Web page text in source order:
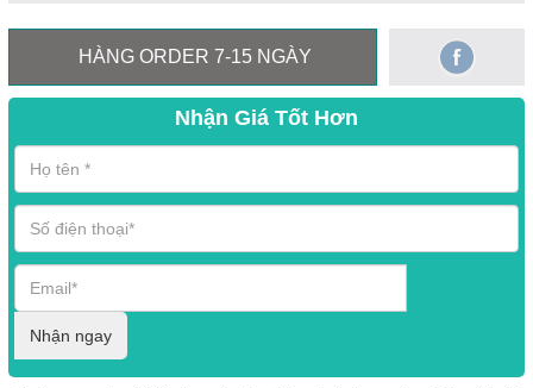
HÀNG ORDER 7-15 NGÀY
Nhận Giá Tốt Hơn
Nhận ngay